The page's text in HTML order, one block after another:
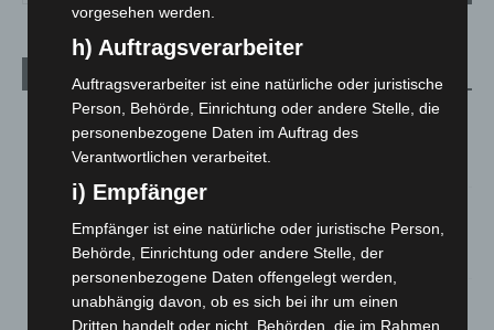
Aktuelle Beiträge
Kunst trifft Weingenuss: Barbara-Susann Mehring zeigt ihre
Werke im Jacques’ Wein-Depot Isernhagen
8. August 2026
A2: Zweite Turbobaustelle startet zwischen Hannover-West
und Bothfeld
8. August 2026
Niedersachsen: Feuerwehrkräfte kehren nach
Waldbrandeinsatz aus Spanien zurück
vorgesehen werden.
h) Auftragsverarbeiter
Auftragsverarbeiter ist eine natürliche oder juristische
Person, Behörde, Einrichtung oder andere Stelle, die
personenbezogene Daten im Auftrag des
Verantwortlichen verarbeitet.
i) Empfänger
Empfänger ist eine natürliche oder juristische Person,
Behörde, Einrichtung oder andere Stelle, der
personenbezogene Daten offengelegt werden,
unabhängig davon, ob es sich bei ihr um einen
Dritten handelt oder nicht. Behörden, die im Rahmen